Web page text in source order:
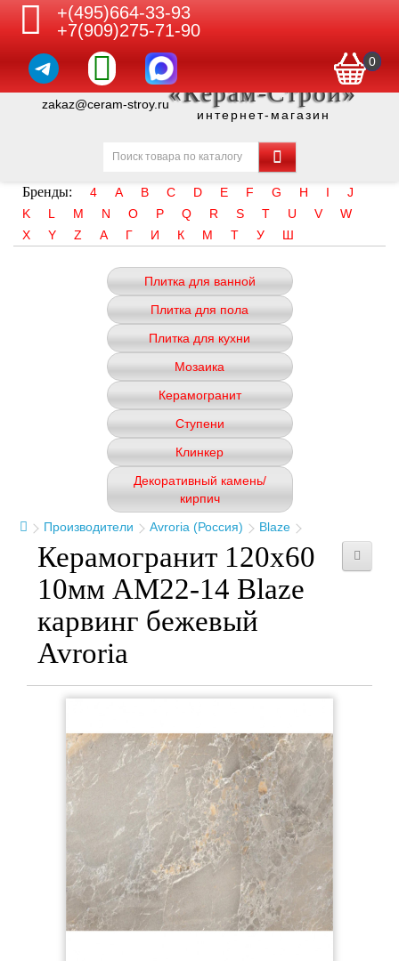
+(495)664-33-93
+7(909)275-71-90
0
zakaz@ceram-stroy.ru«Керам-Строй»
интернет-магазин
Бренды: 4 A B C D E F G H I
J
K
L M N O P Q R S T U V
W
X
Y Z А Г И К М Т У Ш
Плитка для ванной
Плитка для пола
Плитка для кухни
Мозаика
Керамогранит
Ступени
Клинкер
Декоративный камень/
кирпич
Производители
Avroria (Россия) Blaze
Керамогранит 120x60
10мм AM22-14 Blaze
карвинг бежевый
Avroria